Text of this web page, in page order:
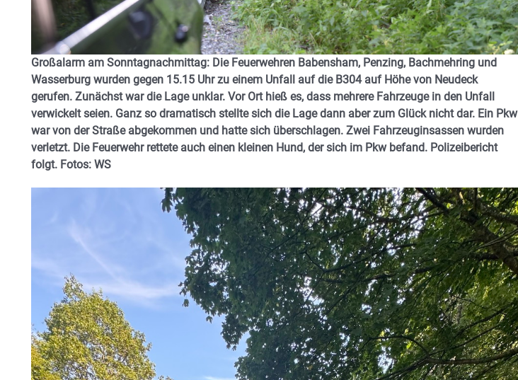
Großalarm am Sonntagnachmittag: Die Feuerwehren Babensham, Penzing, Bachmehring und
Wasserburg wurden gegen 15.15 Uhr zu einem Unfall auf die B304 auf Höhe von Neudeck
gerufen. Zunächst war die Lage unklar. Vor Ort hieß es, dass mehrere Fahrzeuge in den Unfall
verwickelt seien. Ganz so dramatisch stellte sich die Lage dann aber zum Glück nicht dar. Ein Pkw
war von der Straße abgekommen und hatte sich überschlagen. Zwei Fahrzeuginsassen wurden
verletzt. Die Feuerwehr rettete auch einen kleinen Hund, der sich im Pkw befand. Polizeibericht
folgt. Fotos: WS